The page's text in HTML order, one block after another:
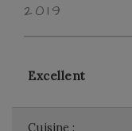
2019
Excellent
Cuisine :